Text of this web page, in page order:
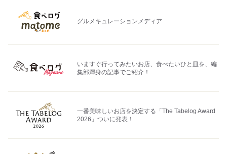
グルメキュレーションメディア
いますぐ行ってみたいお店、食べたいひと皿を、編
集部渾身の記事でご紹介！
一番美味しいお店を決定する「The Tabelog Award
2026」ついに発表！